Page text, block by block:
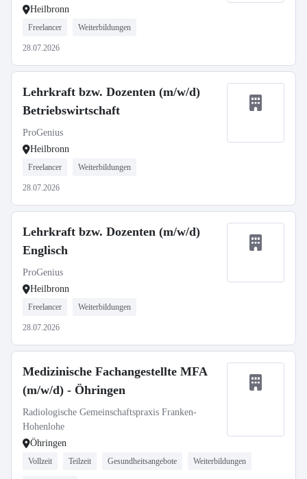
Heilbronn
Freelancer Weiterbildungen
28.07.2026
Lehrkraft bzw. Dozenten (m/w/d)
Betriebswirtschaft
ProGenius
Heilbronn
Freelancer Weiterbildungen
28.07.2026
Lehrkraft bzw. Dozenten (m/w/d)
Englisch
ProGenius
Heilbronn
Freelancer Weiterbildungen
28.07.2026
Medizinische Fachangestellte MFA
(m/w/d) - Öhringen
Radiologische Gemeinschaftspraxis Franken-
Hohenlohe
Öhringen
Vollzeit Teilzeit Gesundheitsangebote Weiterbildungen